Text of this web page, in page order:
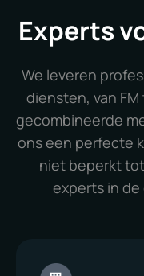
Experts
We leveren
diensten, van
gecombineerde
ons een perfecte
niet beperkt
experts in